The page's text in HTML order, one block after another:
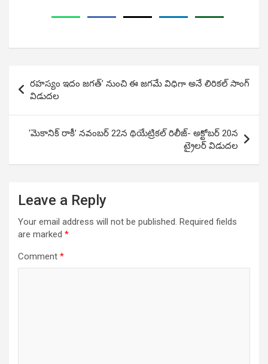
navigation
రహస్యం ఇదం జగత్‌’ నుంచి ఈ జగమే విధిగా అనే లిరికల్‌ సాంగ్‌
విడుదల
‘మెకానిక్ రాకీ’ నవంబర్ 22న థియేట్రికల్ రిలీజ్- అక్టోబర్ 20న
ట్రైలర్ విడుదల
Leave a Reply
Your email address will not be published. Required fields
are marked *
Comment *